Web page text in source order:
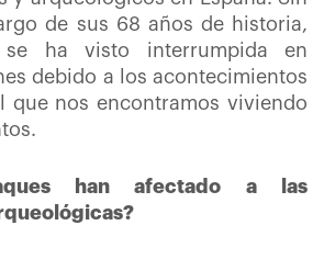
de sus 68 años de historia,
se ha visto interrumpida en
debido a los acontecimientos
que nos encontramos viviendo
han afectado a las